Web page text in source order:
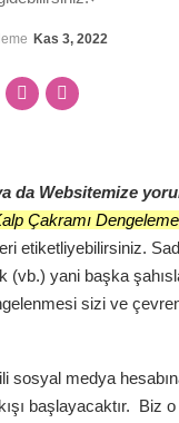
Kas 3, 2022
da Websitemize
Çakramı Dengeleme
etiketliyebilirsiniz.
(vb.) yani başka
sizi ve
sosyal medya
başlayacaktır. Biz